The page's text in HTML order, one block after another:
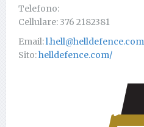
Telefono:
Cellulare: 376 2182381
Email:l.hell@helldefence.com
Sito:helldefence.com/